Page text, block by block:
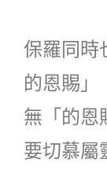
保羅同時
的恩賜」
無「的恩
要切慕屬